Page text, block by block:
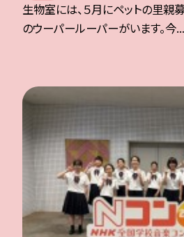
生物室には、５月にペットの里親
のウーパールーパーがいます。今...